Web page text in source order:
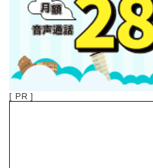
[ PR ]